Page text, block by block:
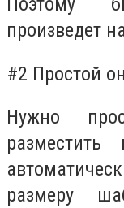
произведет
#2 Простой
Нужно
размеру